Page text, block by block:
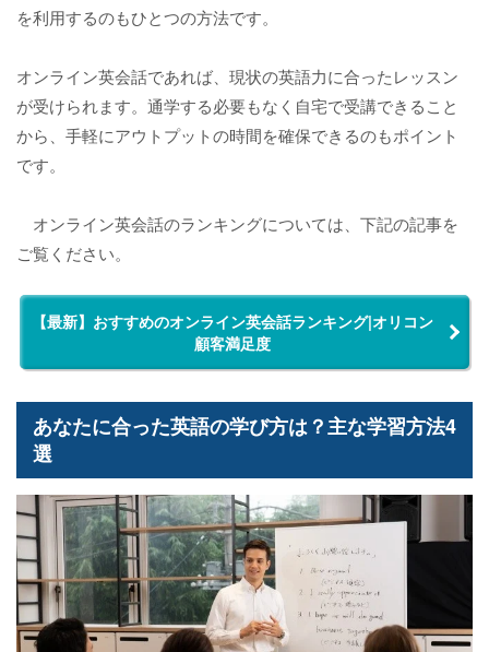
を利用するのもひとつの方法です。
オンライン英会話であれば、現状の英語力に合ったレッスン
が受けられます。通学する必要もなく自宅で受講できること
から、手軽にアウトプットの時間を確保できるのもポイント
です。
オンライン英会話のランキングについては、下記の記事を
ご覧ください。
【最新】おすすめのオンライン英会話ランキング|オリコン
顧客満足度
あなたに合った英語の学び方は？主な学習方法4
選